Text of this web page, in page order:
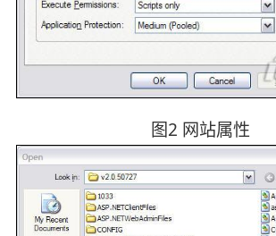
图2 网站属性